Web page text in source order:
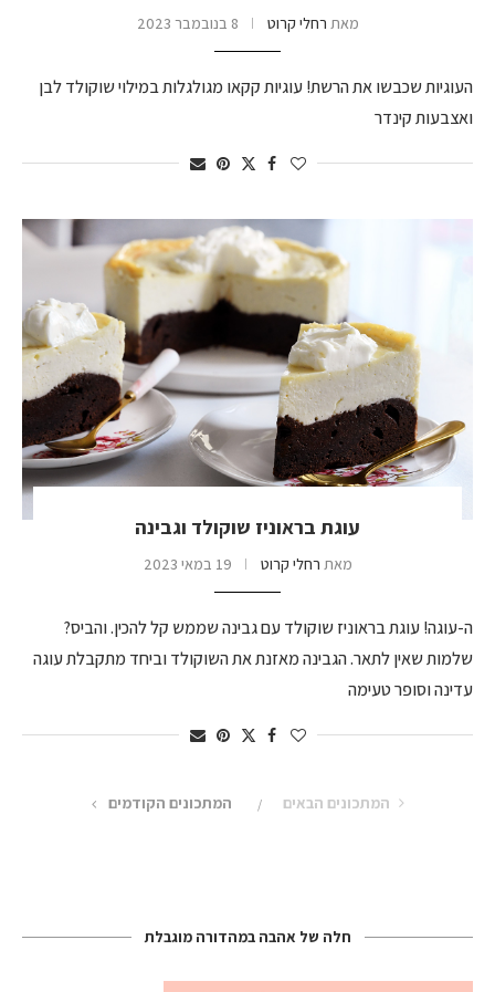
מאת רחלי קרוט 8 בנובמבר 2023
העוגיות שכבשו את הרשת! עוגיות קקאו מגולגלות במילוי שוקולד לבן
ואצבעות קינדר
עוגת בראוניז שוקולד וגבינה
מאת רחלי קרוט 19 במאי 2023
ה-עוגה! עוגת בראוניז שוקולד עם גבינה שממש קל להכין. והביס?
שלמות שאין לתאר. הגבינה מאזנת את השוקולד וביחד מתקבלת עוגה
עדינה וסופר טעימה
המתכונים הבאים המתכונים הקודמים
חלה של אהבה במהדורה מוגבלת